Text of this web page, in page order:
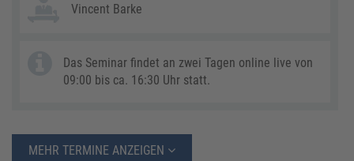
Vincent Barke
Das Seminar findet an zwei Tagen online live von
09:00 bis ca. 16:30 Uhr statt.
MEHR TERMINE ANZEIGEN